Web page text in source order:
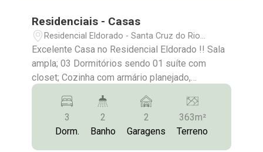
Residenciais - Casas
Residencial Eldorado - Santa Cruz do Rio
Pardo/SP
Excelente Casa no Residencial Eldorado !! Sala
ampla; 03 Dormitórios sendo 01 suíte com
closet; Cozinha com armário planejado,
despensa de alimentos; Banheiro Social; Nos
Fundos: Área de Serviço ampla; Quintal; Área de
Lazer com piscina churrasqueira e banheiro;
Quintal amplo; Garagem para 02 carros; Mais
Informações:(14)9.9743-9789/9.9613-
3
Dorm.
2
Banho
2
Garagens
363m²
Terreno